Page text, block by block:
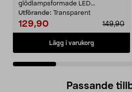
glödlampsformade LED...
Utförande: Transparent
129,90 149,90
Lägg i varukorg
Passande